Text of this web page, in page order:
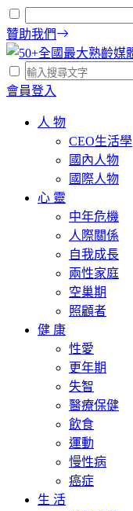
贊助我們
會員登入
人 物
CEO生活學
國內人物
國際人物
心 靈
中年危機
人際關係
自我成長
兩性家庭
空巢期
照顧者
健 康
性愛
更年期
失智
醫療保健
飲食
運動
慢性病
癌症
生 活